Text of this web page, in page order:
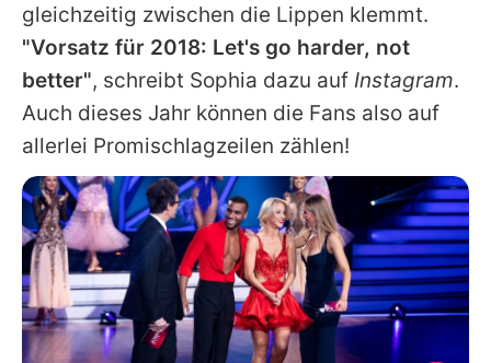
gleichzeitig zwischen die Lippen klemmt.
"Vorsatz für 2018: Let's go harder, not
better", schreibt Sophia dazu auf Instagram.
Auch dieses Jahr können die Fans also auf
allerlei Promischlagzeilen zählen!